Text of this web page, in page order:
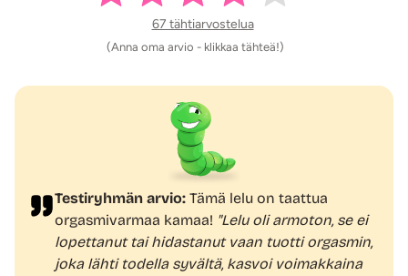
Womanizer Blend on tehokas ja hiljainen
Womanizer Blend -vibraattorinimevä suutin hellii
klitorista kahdeksalla (8) eri voimakkuudella sykkivällä
Sauvan moottorissa on kuusi (6) erilaista
, jotka värähtelevät erilaisilla
voimakkuuksilla ja jännittävillä rytmeillä tuoden tehokasta
stimulaatiota g-pisteen alueelle. Molemmille moottoreille
on omat säätöpainikkeensa, joten sekä imua että värinää
voidaan käyttää yhtä- ja eriaikaisesti.
Womanizer Blend on ääneltään hiljainen sekä täysin
67 tähtiarvostelua
(Anna oma arvio - klikkaa tähteä!)
Testiryhmän arvio: Tämä lelu on taattua
orgasmivarmaa kamaa! "Lelu oli armoton, se ei
lopettanut tai hidastanut vaan tuotti orgasmin,
joka lähti todella syvältä, kasvoi voimakkaina